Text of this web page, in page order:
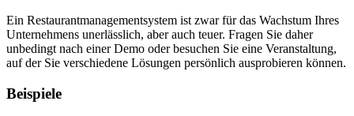
Ein Restaurantmanagementsystem ist zwar für das Wachstum Ihres
Unternehmens unerlässlich, aber auch teuer. Fragen Sie daher
unbedingt nach einer Demo oder besuchen Sie eine Veranstaltung,
auf der Sie verschiedene Lösungen persönlich ausprobieren können.
Beispiele